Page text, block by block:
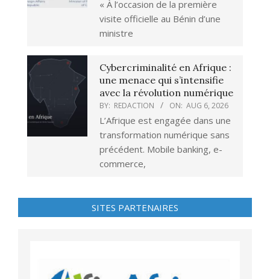
« À l’occasion de la première
visite officielle au Bénin d’une
ministre
Cybercriminalité en Afrique :
une menace qui s’intensifie
avec la révolution numérique
BY: REDACTION ON: AUG 6, 2026
L’Afrique est engagée dans une
transformation numérique sans
précédent. Mobile banking, e-
commerce,
SITES PARTENAIRES